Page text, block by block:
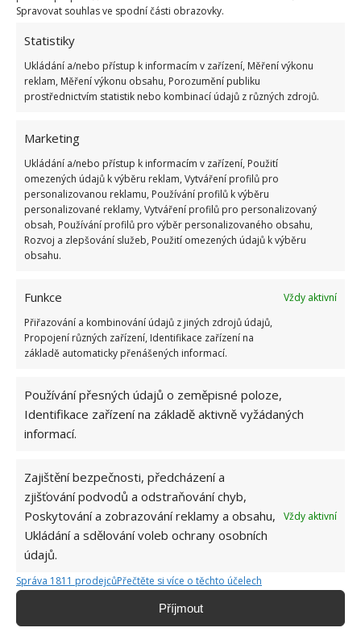
Spravovat souhlas ve spodní části obrazovky.
Statistiky
Ukládání a/nebo přístup k informacím v zařízení, Měření výkonu
reklam, Měření výkonu obsahu, Porozumění publiku
prostřednictvím statistik nebo kombinací údajů z různých zdrojů.
Marketing
Ukládání a/nebo přístup k informacím v zařízení, Použití
omezených údajů k výběru reklam, Vytváření profilů pro
personalizovanou reklamu, Používání profilů k výběru
personalizované reklamy, Vytváření profilů pro personalizovaný
obsah, Používání profilů pro výběr personalizovaného obsahu,
Rozvoj a zlepšování služeb, Použití omezených údajů k výběru
obsahu.
Funkce
Vždy aktivní
Přiřazování a kombinování údajů z jiných zdrojů údajů,
Propojení různých zařízení, Identifikace zařízení na
základě automaticky přenášených informací.
Používání přesných údajů o zeměpisné poloze,
Identifikace zařízení na základě aktivně vyžádaných
informací.
Zajištění bezpečnosti, předcházení a
zjišťování podvodů a odstraňování chyb,
Poskytování a zobrazování reklamy a obsahu,
Ukládání a sdělování voleb ochrany osobních
údajů.
Vždy aktivní
Správa 1811 prodejcůPřečtěte si více o těchto účelech
Příjmout
Přidejte svůj názor
KOMENTOVAT
Jiří Kolář
možné najít v j...